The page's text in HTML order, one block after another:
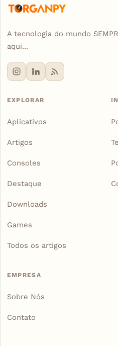
A tecnologia do mundo
aqui...
EXPLORAR
Aplicativos
Artigos
Consoles
Destaque
Downloads
Games
Todos os artigos
EMPRESA
Sobre Nós
Contato